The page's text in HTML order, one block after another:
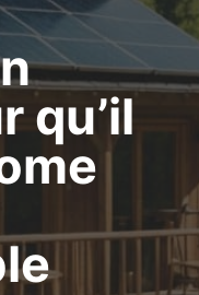
qu’il